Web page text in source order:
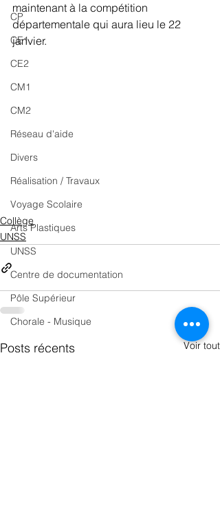
CP
CE1
CE2
CM1
CM2
Réseau d'aide
Divers
Réalisation / Travaux
Voyage Scolaire
Arts Plastiques
UNSS
Centre de documentation
Pôle Supérieur
Chorale - Musique
maintenant à la compétition
départementale qui aura lieu le 22
janvier.
Collège
UNSS
Posts récents Voir tout